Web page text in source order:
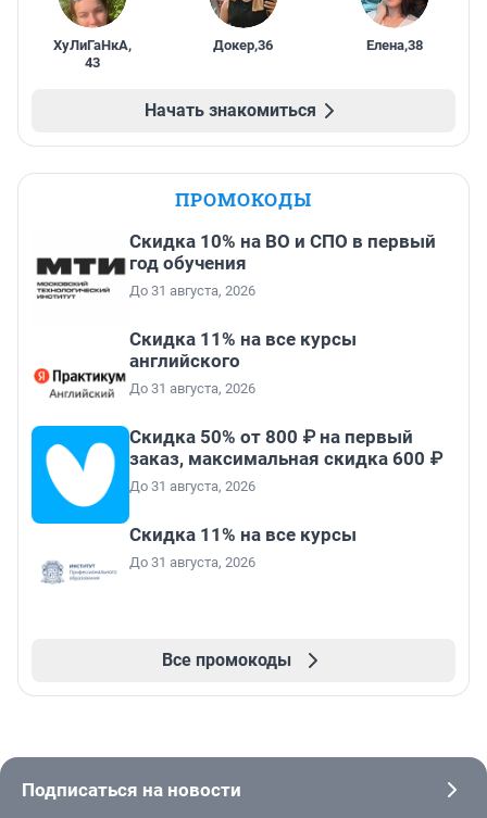
ХуЛиГаНкА,
43
Докер,36 Елена,38
Начать знакомиться
ПРОМОКОДЫ
Скидка 10% на ВО и СПО в первый
год обучения
До 31 августа, 2026
Скидка 11% на все курсы
английского
До 31 августа, 2026
Скидка 50% от 800 ₽ на первый
заказ, максимальная скидка 600 ₽
До 31 августа, 2026
Скидка 11% на все курсы
До 31 августа, 2026
Все промокоды
Подписаться на новости